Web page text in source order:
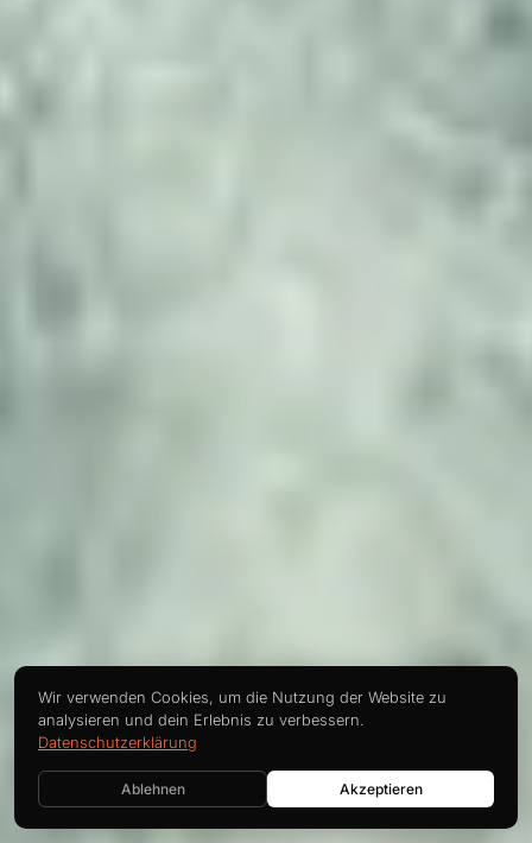
Wir verwenden Cookies, um die Nutzung der Website zu
analysieren und dein Erlebnis zu verbessern.
Datenschutzerklärung
Ablehnen Akzeptieren